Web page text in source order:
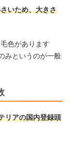
いため、大きさ
色があります
みというのが一般
リアの国内登録頭